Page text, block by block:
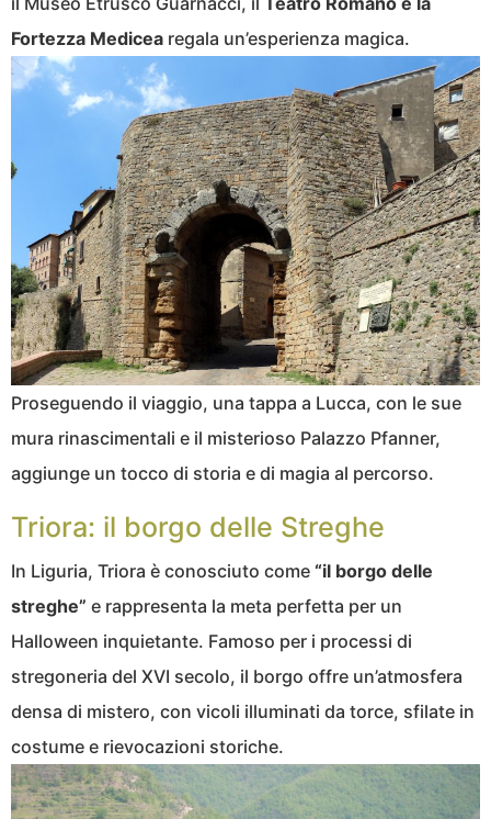
Fortezza Medicea regala un’esperienza magica.
Proseguendo il viaggio, una tappa a Lucca, con le sue
mura rinascimentali e il misterioso Palazzo Pfanner,
aggiunge un tocco di storia e di magia al percorso.
Triora: il borgo delle Streghe
In Liguria, Triora è conosciuto come “il borgo delle
streghe” e rappresenta la meta perfetta per un
Halloween inquietante. Famoso per i processi di
stregoneria del XVI secolo, il borgo offre un’atmosfera
densa di mistero, con vicoli illuminati da torce, sfilate in
costume e rievocazioni storiche.